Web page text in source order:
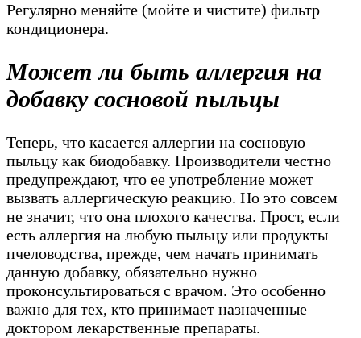
Регулярно меняйте (мойте и чистите) фильтр
кондиционера.
Может ли быть аллергия на
добавку сосновой пыльцы
Теперь, что касается аллергии на сосновую
пыльцу как биодобавку. Производители честно
предупреждают, что ее употребление может
вызвать аллергическую реакцию. Но это совсем
не значит, что она плохого качества. Прост, если
есть аллергия на любую пыльцу или продукты
пчеловодства, прежде, чем начать принимать
данную добавку, обязательно нужно
проконсультироваться с врачом. Это особенно
важно для тех, кто принимает назначенные
доктором лекарственные препараты.